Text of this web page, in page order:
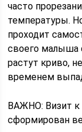
часто
температуры.
проходит
своего малыша
растут криво,
временем
ВАЖНО: Визит к
сформирован